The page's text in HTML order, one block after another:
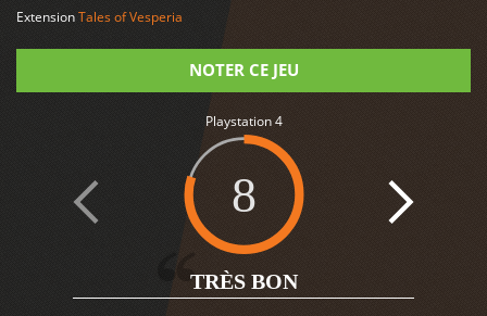
ExtensionTales of Vesperia
NOTER CE JEU
Playstation 4
8
TRÈS BON